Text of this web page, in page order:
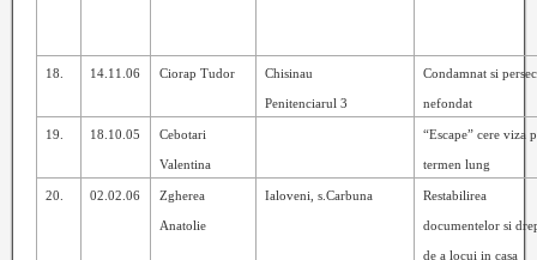
18. 14.11.06 Ciorap Tudor Chisinau
Penitenciarul 3
Condamnat si
nefondat
19. 18.10.05 Cebotari
Valentina
“Escape” cere viza
termen lung
20. 02.02.06 Zgherea
Anatolie
Ialoveni, s.Carbuna Restabilirea
documentelor si
de a locui in casa